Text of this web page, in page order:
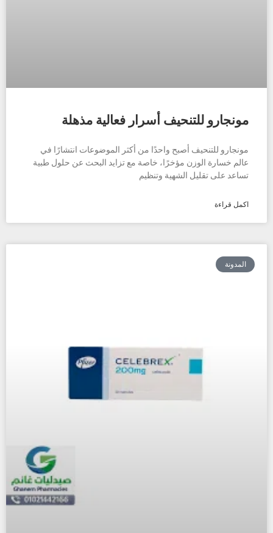
مونجارو للتنحيف أسرار فعالية مذهلة
مونجارو للتنحيف أصبح واحدًا من أكثر الموضوعات انتشارًا في
عالم خسارة الوزن مؤخرًا، خاصة مع تزايد البحث عن حلول طبية
تساعد على تقليل الشهية وتنظيم
اكمل قراءة
المدونة